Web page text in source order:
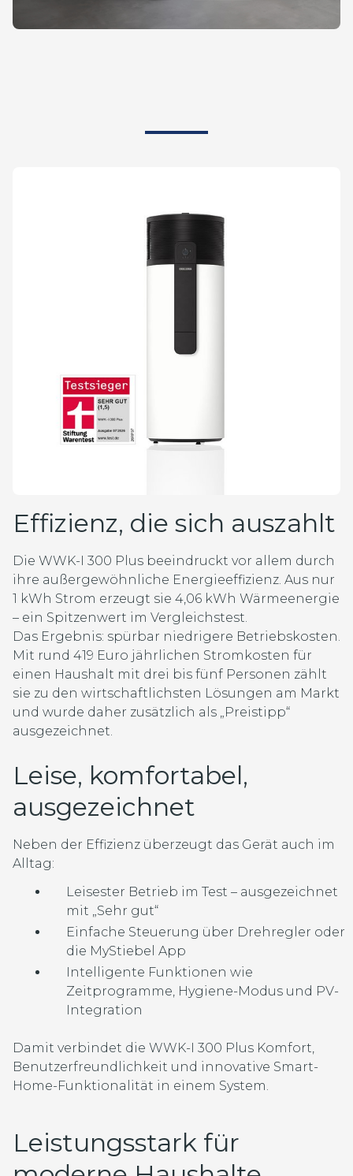
Effizienz, die sich auszahlt
Die WWK-I 300 Plus beeindruckt vor allem durch
ihre außergewöhnliche Energieeffizienz. Aus nur
1 kWh Strom erzeugt sie 4,06 kWh Wärmeenergie
– ein Spitzenwert im Vergleichstest.
Das Ergebnis: spürbar niedrigere Betriebskosten.
Mit rund 419 Euro jährlichen Stromkosten für
einen Haushalt mit drei bis fünf Personen zählt
sie zu den wirtschaftlichsten Lösungen am Markt
und wurde daher zusätzlich als „Preistipp“
ausgezeichnet.
Leise, komfortabel,
ausgezeichnet
Neben der Effizienz überzeugt das Gerät auch im
Alltag:
Leisester Betrieb im Test – ausgezeichnet
mit „Sehr gut“
Einfache Steuerung über Drehregler oder
die MyStiebel App
Intelligente Funktionen wie
Zeitprogramme, Hygiene-Modus und PV-
Integration
Damit verbindet die WWK-I 300 Plus Komfort,
Benutzerfreundlichkeit und innovative Smart-
Home-Funktionalität in einem System.
Leistungsstark für